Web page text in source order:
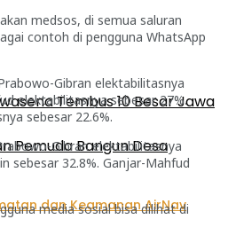
Tembus 10 Besar Jawa
Pemuda Bangun Desa
medsos, di semua saluran
contoh di pengguna WhatsApp
Gibran elektabilitasnya
elektabilitasnya sebesar 27%.
sebesar 22.6%.
Gibran elektabilitasnya
sebesar 32.8%. Ganjar-Mahfud
media sosial bisa dilihat di